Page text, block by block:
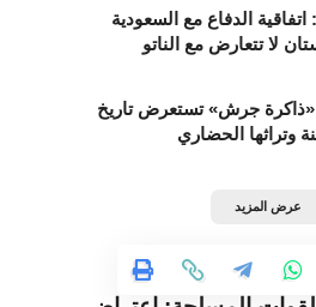
اتفاقية الدفاع مع السعودية
لا تتعارض مع الناتو
«ذاكرة جرش» تستعرض تاريخ
وتراثها الحضاري
عرض المزيد